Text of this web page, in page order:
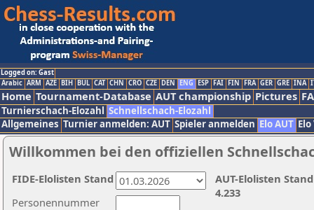
Logged on: Gast
Arabic ARM AZE BIH BUL CAT CHN CRO CZE DEN ENG ESP FAI FIN FRA GER GRE INA
Home Tournament-Database AUT championship Pictures
Turnierschach-Elozahl Schnellschach-Elozahl
Allgemeines Turnier anmelden: AUT Spieler anmelden Elo AUT
Willkommen bei den offiziellen
Personennummer
AUT-Elolisten
4.233
FIDE-Elolisten Stand